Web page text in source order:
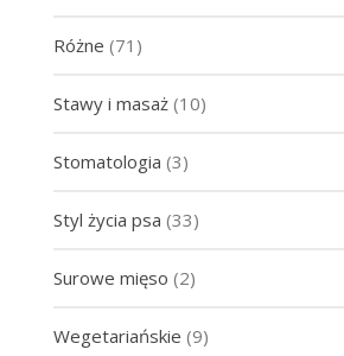
Różne (71)
Stawy i masaż(10)
Stomatologia (3)
Styl życia psa (33)
Surowe mięso (2)
Wegetariańskie (9)